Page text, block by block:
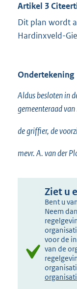
Artikel 3
Dit plan wordt
Hardinxveld-
Ondertekening
Aldus besloten in
gemeenteraad
de griffier, de
mevr. A. van der
Ziet u
Bent u
Neem
voor de
van de